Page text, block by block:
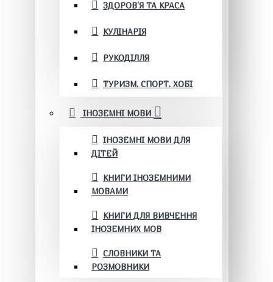
ЗДОРОВ'Я ТА КРАСА
КУЛІНАРІЯ
РУКОДІЛЛЯ
ТУРИЗМ. СПОРТ. ХОБІ
ІНОЗЕМНІ МОВИ
ІНОЗЕМНІ МОВИ ДЛЯ
ДІТЕЙ
КНИГИ ІНОЗЕМНИМИ
МОВАМИ
КНИГИ ДЛЯ ВИВЧЕННЯ
ІНОЗЕМНИХ МОВ
СЛОВНИКИ ТА
РОЗМОВНИКИ